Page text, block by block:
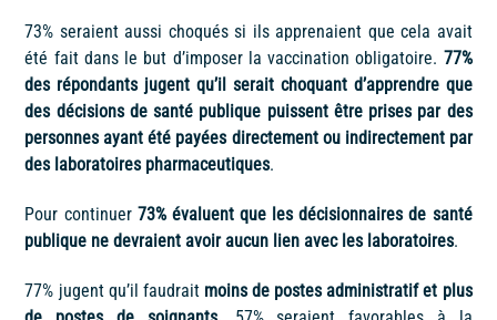
73% seraient aussi choqués si ils apprenaient que cela avait
été fait dans le but d’imposer la vaccination obligatoire. 77%
des répondants jugent qu’il serait choquant d’apprendre que
des décisions de santé publique puissent être prises par des
personnes ayant été payées directement ou indirectement par
des laboratoires pharmaceutiques.
Pour continuer 73% évaluent que les décisionnaires de santé
publique ne devraient avoir aucun lien avec les laboratoires.
77% jugent qu’il faudrait moins de postes administratif et plus